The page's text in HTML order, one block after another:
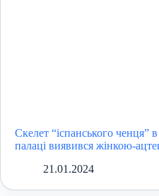
Скелет “іспанського ченця”
палаці виявився жінкою-
21.01.2024